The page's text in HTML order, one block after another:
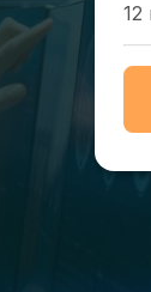
12